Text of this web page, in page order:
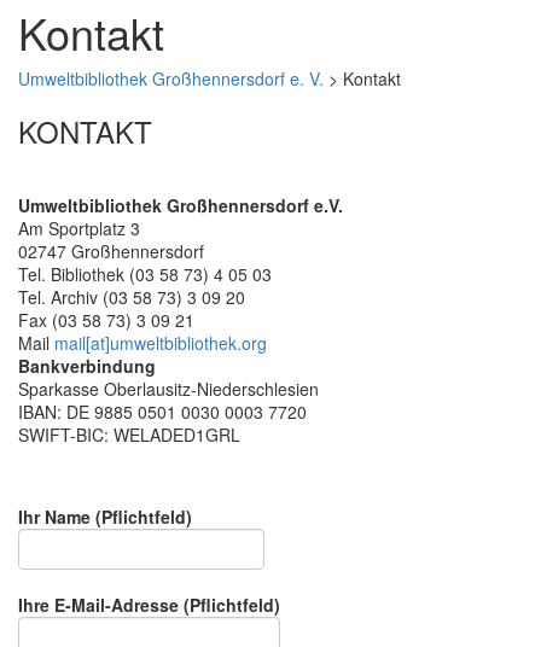
Kontakt
Umweltbibliothek Großhennersdorf e. V. > Kontakt
KONTAKT
Umweltbibliothek Großhennersdorf e.V.
Am Sportplatz 3
02747 Großhennersdorf
Tel. Bibliothek (03 58 73) 4 05 03
Tel. Archiv (03 58 73) 3 09 20
Fax (03 58 73) 3 09 21
Mail mail[at]umweltbibliothek.org
Bankverbindung
Sparkasse Oberlausitz-Niederschlesien
IBAN: DE 9885 0501 0030 0003 7720
SWIFT-BIC: WELADED1GRL
Ihr Name (Pflichtfeld)
Ihre E-Mail-Adresse (Pflichtfeld)